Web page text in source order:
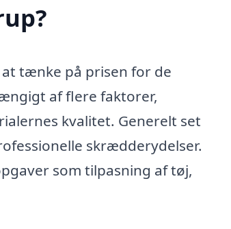
tænke på prisen for de
af flere faktorer,
kvalitet. Generelt set
skrædderydelser.
som tilpasning af tøj,